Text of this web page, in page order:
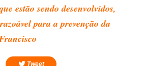
estão sendo desenvolvidos,
para a prevenção da
Tweet